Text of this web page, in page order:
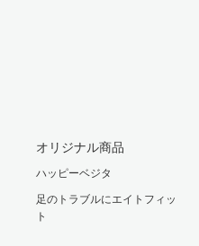
オリジナル商品
ハッピーベジタ
足のトラブルにエイトフィッ
ト